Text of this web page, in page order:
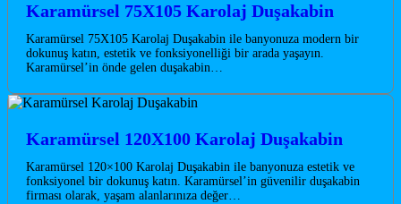
Karamürsel 75X105 Karolaj Duşakabin
Karamürsel 75X105 Karolaj Duşakabin ile banyonuza modern bir
dokunuş katın, estetik ve fonksiyonelliği bir arada yaşayın.
Karamürsel’in önde gelen duşakabin…
Karamürsel 120X100 Karolaj Duşakabin
Karamürsel 120×100 Karolaj Duşakabin ile banyonuza estetik ve
fonksiyonel bir dokunuş katın. Karamürsel’in güvenilir duşakabin
firması olarak, yaşam alanlarınıza değer…